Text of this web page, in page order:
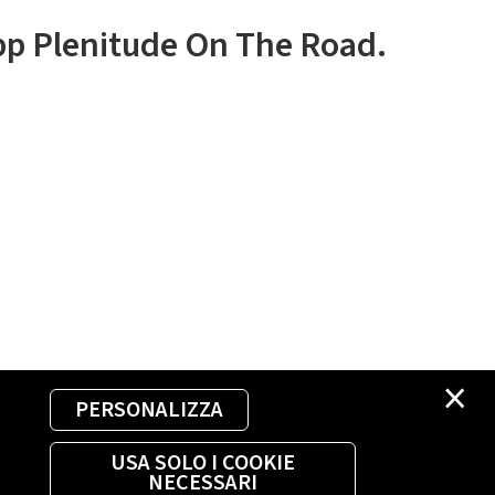
×
PERSONALIZZA
USA SOLO I COOKIE
NECESSARI
Plenitude On The Road.